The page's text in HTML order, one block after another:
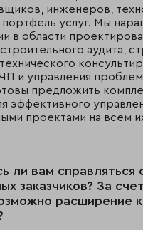
инженеров,
портфель услуг. Мы
в области
аудита,
и управления
предложить
эффективного
проектами на всем
ли вам справляться
заказчиков? За
расширение